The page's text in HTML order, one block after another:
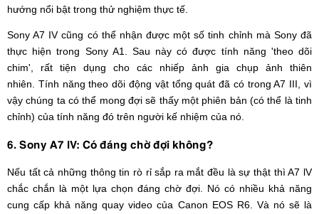
hướng nổi bật trong thử nghiệm thực tế.
Sony A7 IV cũng có thể nhận được một số tinh chỉnh mà Sony đã
thực hiện trong Sony A1. Sau này có được tính năng 'theo dõi
chim', rất tiện dụng cho các nhiếp ảnh gia chụp ảnh thiên
nhiên. Tính năng theo dõi động vật tổng quát đã có trong A7 III, vì
vậy chúng ta có thể mong đợi sẽ thấy một phiên bản (có thể là tinh
chỉnh) của tính năng đó trên người kế nhiệm của nó.
6. Sony A7 lV: Có đáng chờ đợi không?
Nếu tất cả những thông tin rò rỉ sắp ra mắt đều là sự thật thì A7 lV
chắc chắn là một lựa chọn đáng chờ đợi. Nó có nhiều khả năng
cung cấp khả năng quay video của Canon EOS R6. Và nó sẽ là